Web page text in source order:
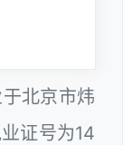
北京市炜
证号为14